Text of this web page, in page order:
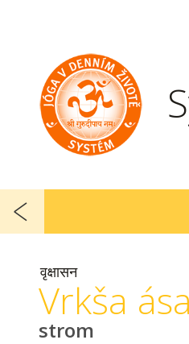
वृक्षासन
Vrkša
strom